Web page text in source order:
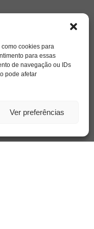
cookies para
para essas
de navegação ou IDs
pode afetar
Ver preferências
filme
livro
relato